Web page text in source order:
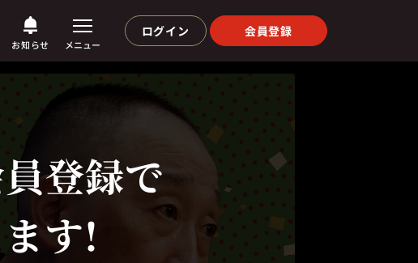
お知らせ メニュー
ログイン 会員登録
登録で
す!